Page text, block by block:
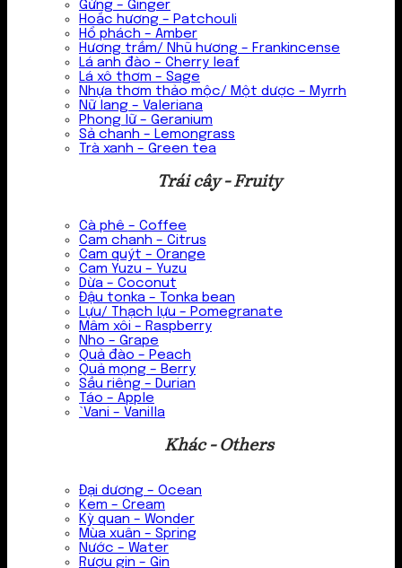
Gừng – Ginger
Hoắc hương – Patchouli
Hổ phách – Amber
Hương trầm/ Nhũ hương – Frankincense
Lá anh đào – Cherry leaf
Lá xô thơm – Sage
Nhựa thơm thảo mộc/ Một dược – Myrrh
Nữ lang – Valeriana
Phong lữ – Geranium
Sả chanh – Lemongrass
Trà xanh – Green tea
Trái cây - Fruity
Cà phê – Coffee
Cam chanh – Citrus
Cam quýt – Orange
Cam Yuzu – Yuzu
Dừa – Coconut
Đậu tonka – Tonka bean
Lựu/ Thạch lựu – Pomegranate
Mâm xôi – Raspberry
Nho – Grape
Quả đào – Peach
Quả mọng – Berry
Sầu riêng – Durian
Táo – Apple
`Vani – Vanilla
Khác - Others
Đại dương – Ocean
Kem – Cream
Kỳ quan – Wonder
Mùa xuân – Spring
Nước – Water
Rượu gin – Gin